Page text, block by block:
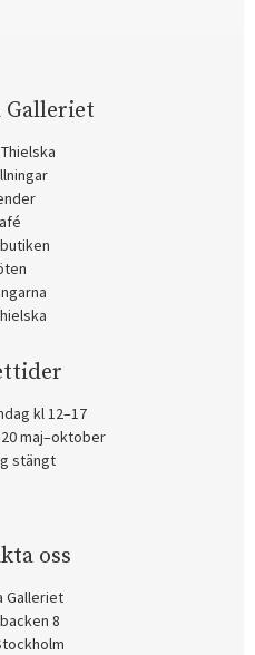
Galleriet
kl 12–17
maj–oktober
stängt
oss
Galleriet
8